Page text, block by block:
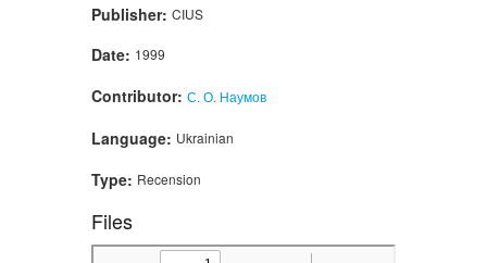
Publisher: CIUS
Date: 1999
Contributor: С. О. Наумов
Language: Ukrainian
Type: Recension
Files